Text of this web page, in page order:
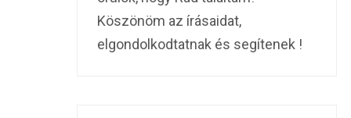
Köszönöm az írásaidat,
elgondolkodtatnak és segítenek !